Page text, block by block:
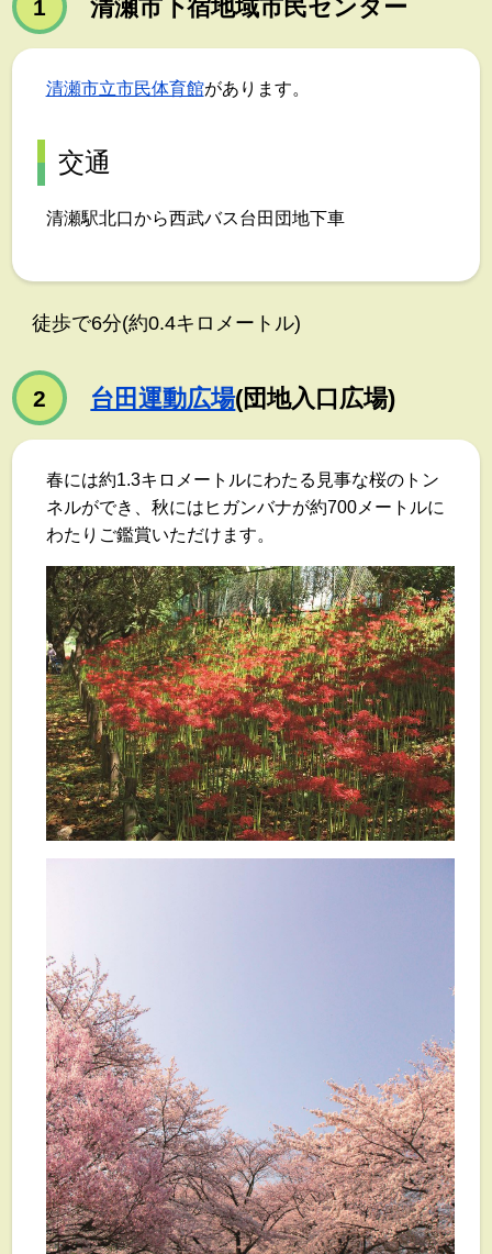
1 清瀬市下宿地域市民センター
清瀬市立市民体育館があります。
交通
清瀬駅北口から西武バス台田団地下車
徒歩で6分(約0.4キロメートル)
2 台田運動広場(団地入口広場)
春には約1.3キロメートルにわたる見事な桜のトン
ネルができ、秋にはヒガンバナが約700メートルに
わたりご鑑賞いただけます。